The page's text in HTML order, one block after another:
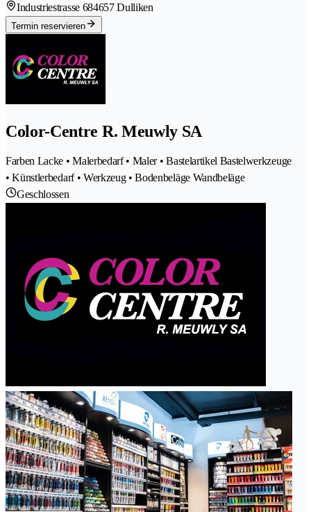
Industriestrasse 684657 Dulliken
Termin reservieren
Color-Centre R. Meuwly SA
Farben Lacke • Malerbedarf • Maler • Bastelartikel Bastelwerkzeuge
• Künstlerbedarf • Werkzeug • Bodenbeläge Wandbeläge
Geschlossen